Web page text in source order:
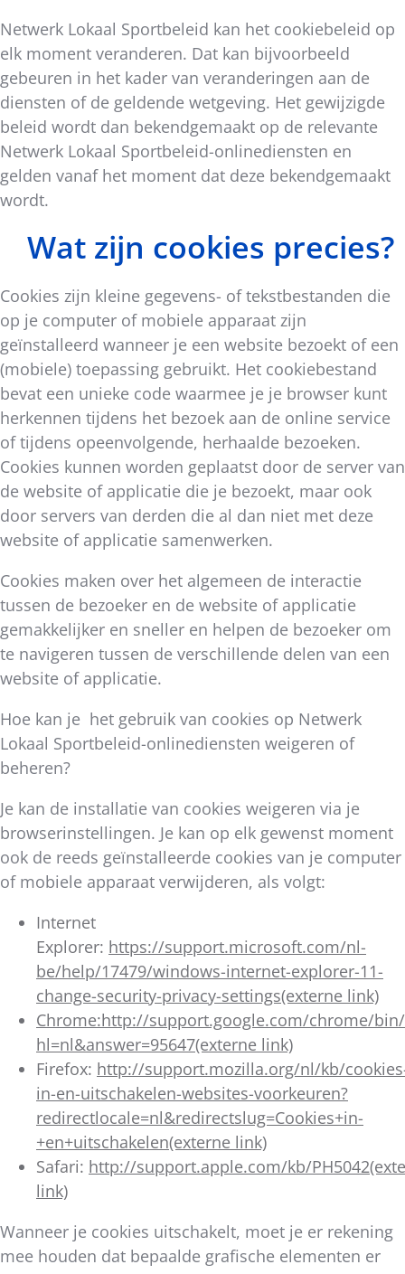
Netwerk Lokaal Sportbeleid kan het cookiebeleid op
elk moment veranderen. Dat kan bijvoorbeeld
gebeuren in het kader van veranderingen aan de
diensten of de geldende wetgeving. Het gewijzigde
beleid wordt dan bekendgemaakt op de relevante
Netwerk Lokaal Sportbeleid-onlinediensten en
gelden vanaf het moment dat deze bekendgemaakt
wordt.
Wat zijn cookies precies?
Cookies zijn kleine gegevens- of tekstbestanden die
op je computer of mobiele apparaat zijn
geïnstalleerd wanneer je een website bezoekt of een
(mobiele) toepassing gebruikt. Het cookiebestand
bevat een unieke code waarmee je je browser kunt
herkennen tijdens het bezoek aan de online service
of tijdens opeenvolgende, herhaalde bezoeken.
Cookies kunnen worden geplaatst door de server van
de website of applicatie die je bezoekt, maar ook
door servers van derden die al dan niet met deze
website of applicatie samenwerken.
Cookies maken over het algemeen de interactie
tussen de bezoeker en de website of applicatie
gemakkelijker en sneller en helpen de bezoeker om
te navigeren tussen de verschillende delen van een
website of applicatie.
Hoe kan je het gebruik van cookies op Netwerk
Lokaal Sportbeleid-onlinediensten weigeren of
beheren?
Je kan de installatie van cookies weigeren via je
browserinstellingen. Je kan op elk gewenst moment
ook de reeds geïnstalleerde cookies van je computer
of mobiele apparaat verwijderen, als volgt:
Internet
Explorer: https://support.microsoft.com/nl-
be/help/17479/windows-internet-explorer-11-
change-security-privacy-settings(externe link)
Chrome:http://support.google.com/chrome/
hl=nl&answer=95647(externe link)
Firefox: http://support.mozilla.org/nl/kb/
in-en-uitschakelen-websites-voorkeuren?
redirectlocale=nl&redirectslug=Cookies+in-
+en+uitschakelen(externe link)
Safari: http://support.apple.com/kb/
link)
Wanneer je cookies uitschakelt, moet je er rekening
mee houden dat bepaalde grafische elementen er